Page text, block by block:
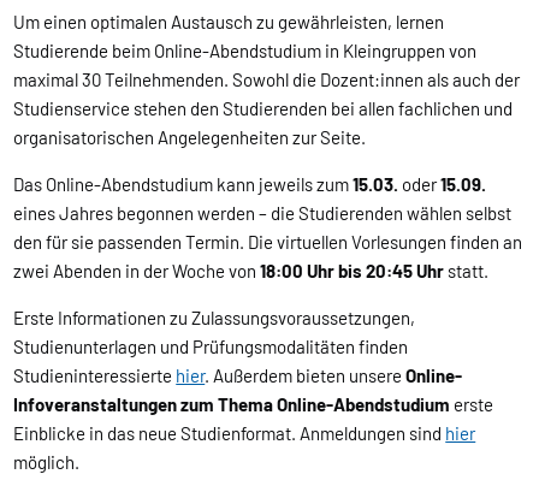
Um einen optimalen Austausch zu gewährleisten, lernen
Studierende beim Online-Abendstudium in Kleingruppen von
maximal 30 Teilnehmenden. Sowohl die Dozent:innen als auch der
Studienservice stehen den Studierenden bei allen fachlichen und
organisatorischen Angelegenheiten zur Seite.
Das Online-Abendstudium kann jeweils zum15.03. oder15.09.
eines Jahres begonnen werden – die Studierenden wählen selbst
den für sie passenden Termin. Die virtuellen Vorlesungen finden an
zwei Abenden in der Woche von18:00 Uhr bis 20:45 Uhr statt.
Erste Informationen zu Zulassungsvoraussetzungen,
Studienunterlagen und Prüfungsmodalitäten finden
Studieninteressierte hier. Außerdem bieten unsereOnline-
Infoveranstaltungen zum Thema Online-Abendstudium erste
Einblicke in das neue Studienformat. Anmeldungen sind hier
möglich.